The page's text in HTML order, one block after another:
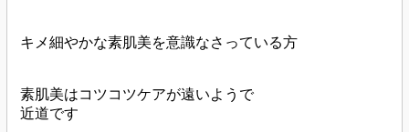
キメ細やかな素肌美を意識なさっている方
素肌美はコツコツケアが遠いようで
近道です